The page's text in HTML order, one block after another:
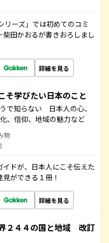
リーズ」では初めてのコミ
田かおるが書きおろしまし
詳細を見る
学びたい日本のこと
で知らない 日本人の心、
、信仰、地域の魅力など
物
ドが、日本人にこそ伝えた
ができる１冊！
詳細を見る
２４４の国と地域 改訂